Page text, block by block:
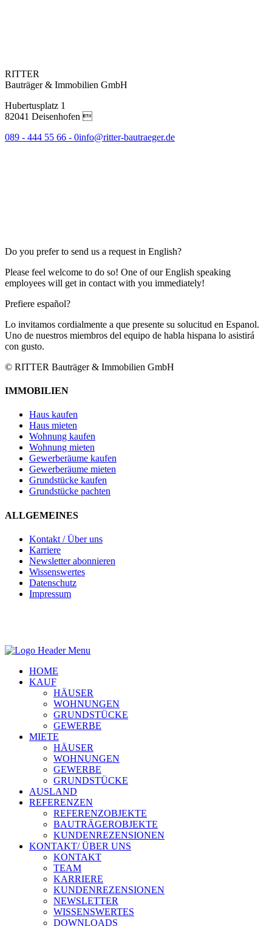
RITTER
Bauträger & Immobilien GmbH
Hubertusplatz 1
82041 Deisenhofen 
089 - 444 55 66 - 0info@ritter-bautraeger.de
Do you prefer to send us a request in English?
Please feel welcome to do so! One of our English speaking
employees will get in contact with you immediately!
Prefiere español?
Lo invitamos cordialmente a que presente su solucitud en Espanol.
Uno de nuestros miembros del equipo de habla hispana lo asistirá
con gusto.
© RITTER Bauträger & Immobilien GmbH
IMMOBILIEN
Haus kaufen
Haus mieten
Wohnung kaufen
Wohnung mieten
Gewerberäume kaufen
Gewerberäume mieten
Grundstücke kaufen
Grundstücke pachten
ALLGEMEINES
Kontakt / Über uns
Karriere
Newsletter abonnieren
Wissenswertes
Datenschutz
Impressum
HOME
KAUF
HÄUSER
WOHNUNGEN
GRUNDSTÜCKE
GEWERBE
MIETE
HÄUSER
WOHNUNGEN
GEWERBE
GRUNDSTÜCKE
AUSLAND
REFERENZEN
REFERENZOBJEKTE
BAUTRÄGEROBJEKTE
KUNDENREZENSIONEN
KONTAKT/ ÜBER UNS
KONTAKT
TEAM
KARRIERE
KUNDENREZENSIONEN
NEWSLETTER
WISSENSWERTES
DOWNLOADS